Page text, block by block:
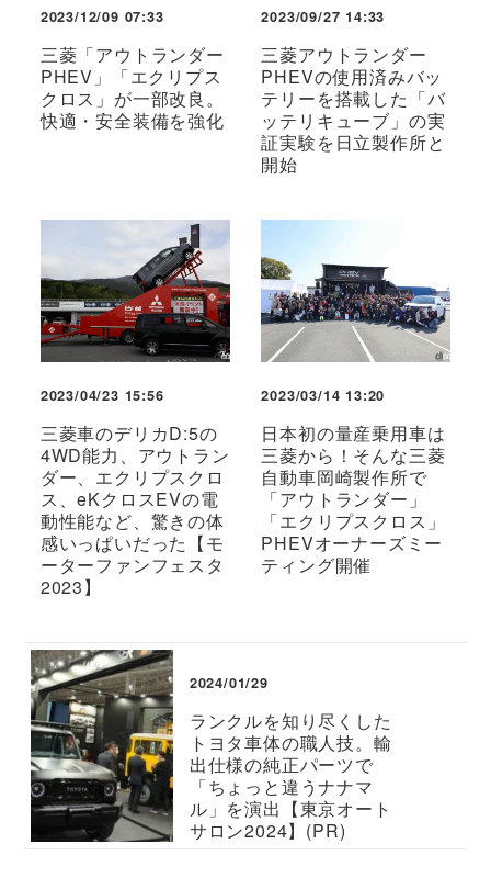
2023/12/09 07:33
三菱「アウトランダー
PHEV」「エクリプス
クロス」が一部改良。
快適・安全装備を強化
2023/09/27 14:33
三菱アウトランダー
PHEVの使用済みバッ
テリーを搭載した「バ
ッテリキューブ」の実
証実験を日立製作所と
開始
2023/04/23 15:56
三菱車のデリカD:5の
4WD能力、アウトラン
ダー、エクリプスクロ
ス、eKクロスEVの電
動性能など、驚きの体
感いっぱいだった【モ
ーターファンフェスタ
2023】
2023/03/14 13:20
日本初の量産乗用車は
三菱から！そんな三菱
自動車岡崎製作所で
「アウトランダー」
「エクリプスクロス」
PHEVオーナーズミー
ティング開催
2024/01/29
ランクルを知り尽くした
トヨタ車体の職人技。輸
出仕様の純正パーツで
「ちょっと違うナナマ
ル」を演出【東京オート
サロン2024】(PR)